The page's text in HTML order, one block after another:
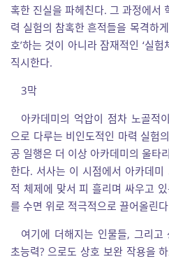
혹한 진실을 파헤친다. 그 과정에서
력 실험의 참혹한 흔적들을 목격하
호’하는 것이 아니라 잠재적인 ‘실
직시한다.
3막
아카데미의 억압이 점차 노골적
으로 다루는 비인도적인 마력 실험
공 일행은 더 이상 아카데미의 울타
한다. 서사는 이 시점에서 아카데
적 체제에 맞서 피 흘리며 싸우고 있
를 수면 위로 적극적으로 끌어올린다
여기에 더해지는 인물들, 그리
초능력? 으로도 상호 보완 작용을